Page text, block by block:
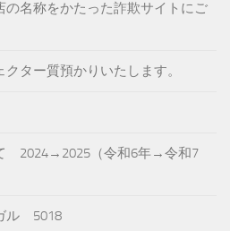
の名称をかたった詐欺サイトにご
ター質預かりいたします。
2024→2025（令和6年→令和7
ル 5018